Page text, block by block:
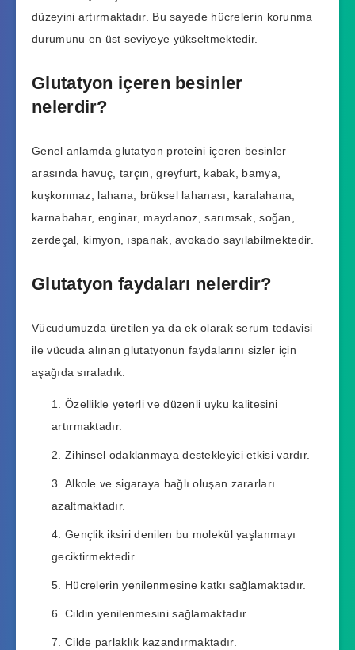
düzeyini artırmaktadır. Bu sayede hücrelerin korunma
durumunu en üst seviyeye yükseltmektedir.
Glutatyon içeren besinler
nelerdir?
Genel anlamda glutatyon proteini içeren besinler
arasında havuç, tarçın, greyfurt, kabak, bamya,
kuşkonmaz, lahana, brüksel lahanası, karalahana,
karnabahar, enginar, maydanoz, sarımsak, soğan,
zerdeçal, kimyon, ıspanak, avokado sayılabilmektedir.
Glutatyon faydaları nelerdir?
Vücudumuzda üretilen ya da ek olarak serum tedavisi
ile vücuda alınan glutatyonun faydalarını sizler için
aşağıda sıraladık:
Özellikle yeterli ve düzenli uyku kalitesini
artırmaktadır.
Zihinsel odaklanmaya destekleyici etkisi vardır.
Alkole ve sigaraya bağlı oluşan zararları
azaltmaktadır.
Gençlik iksiri denilen bu molekül yaşlanmayı
geciktirmektedir.
Hücrelerin yenilenmesine katkı sağlamaktadır.
Cildin yenilenmesini sağlamaktadır.
Cilde parlaklık kazandırmaktadır.